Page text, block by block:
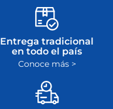
Entrega tradicional
en todo el país
Conoce más >